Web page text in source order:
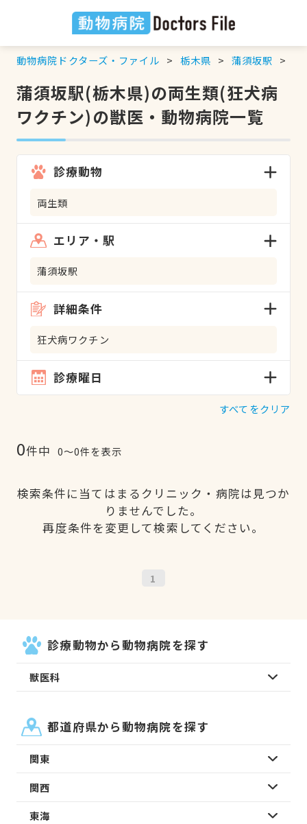
動物病院ドクターズ・ファイル 栃木県 蒲須坂駅
蒲須坂駅(栃木県)の両生類(狂犬病
ワクチン)の獣医・動物病院一覧
診療動物
両生類
エリア・駅
蒲須坂駅
詳細条件
狂犬病ワクチン
診療曜日
すべてをクリア
0件中 0〜0件を表示
検索条件に当てはまるクリニック・病院は見つか
りませんでした。
再度条件を変更して検索してください。
1
診療動物から動物病院を探す
獣医科
都道府県から動物病院を探す
関東
関西
東海